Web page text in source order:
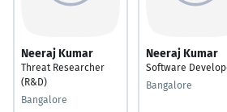
Neeraj Kumar
Threat Researcher
(R&D)
Bangalore
Neeraj Kumar
Software
Bangalore